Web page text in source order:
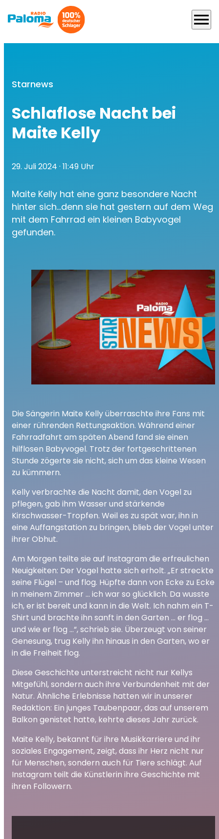
menu
Starnews
Schlaflose Nacht bei
Maite Kelly
29. Juli 2024 · 11:49 Uhr
Maite Kelly hat eine ganz besondere Nacht
hinter sich…denn sie hat gestern auf dem Weg
mit dem Fahrrad ein kleinen Babyvogel
gefunden.
Die Sängerin Maite Kelly überraschte ihre Fans mit
einer rührenden Rettungsaktion. Während einer
Fahrradfahrt am späten Abend fand sie einen
hilflosen Babyvogel. Trotz der fortgeschrittenen
Stunde zögerte sie nicht, sich um das kleine Wesen
zu kümmern.
Kelly verbrachte die Nacht damit, den Vogel zu
pflegen, gab ihm Wasser und stärkende
Kirschwasser-Tropfen. Weil es zu spät war, ihn in
eine Auffangstation zu bringen, blieb der Vogel unter
ihrer Obhut.
Am Morgen teilte sie auf Instagram die erfreulichen
Neuigkeiten: Der Vogel hatte sich erholt. „Er streckte
seine Flügel – und flog. Hüpfte dann von Ecke zu Ecke
in meinem Zimmer … ich war so glücklich. Da wusste
ich, er ist bereit und kann in die Welt. Ich nahm ein T-
Shirt und brachte ihn sanft in den Garten … er flog …
und wie er flog …“, schrieb sie. Überzeugt von seiner
Genesung, trug Kelly ihn hinaus in den Garten, wo er
in die Freiheit flog.
Diese Geschichte unterstreicht nicht nur Kellys
Mitgefühl, sondern auch ihre Verbundenheit mit der
Natur. Ähnliche Erlebnisse hatten wir in unserer
Redaktion: Ein junges Taubenpaar, das auf unserem
Balkon genistet hatte, kehrte dieses Jahr zurück.
Maite Kelly, bekannt für ihre Musikkarriere und ihr
soziales Engagement, zeigt, dass ihr Herz nicht nur
für Menschen, sondern auch für Tiere schlägt. Auf
Instagram teilt die Künstlerin ihre Geschichte mit
ihren Followern.